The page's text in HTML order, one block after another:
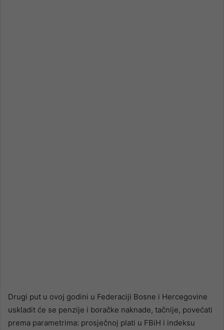
Drugi put u ovoj godini u Federaciji Bosne i Hercegovine
uskladit će se penzije i boračke naknade, tačnije, povećati
prema parametrima: prosječnoj plati u FBiH i indeksu